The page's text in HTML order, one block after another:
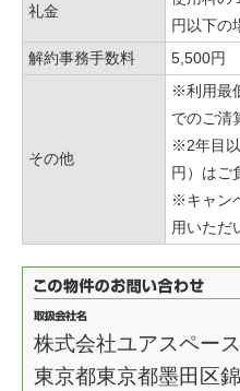
礼金
円以下の
解約事務手数料
5,500円
その他
※利用最
でのご清
※2年目
円）はご
※キャン
用いただ
株式会社ユアスペース
東京都東京都墨田区